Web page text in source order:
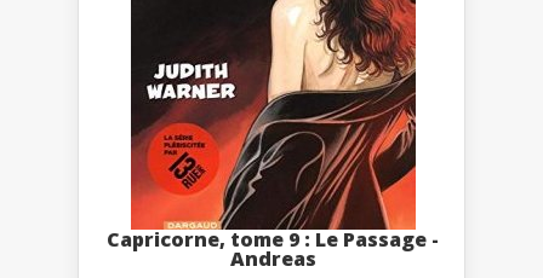
Capricorne, tome 9 : Le Passage -
Andreas